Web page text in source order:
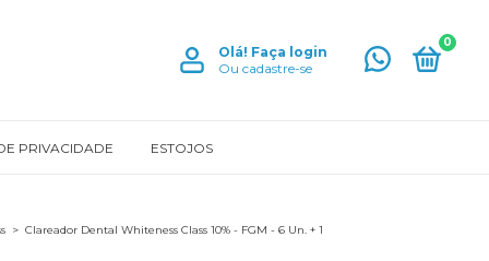
Olá! Faça login
Ou cadastre-se
0
PRIVACIDADE ESTOJOS
> Clareador Dental Whiteness Class 10% - FGM - 6 Un. + 1